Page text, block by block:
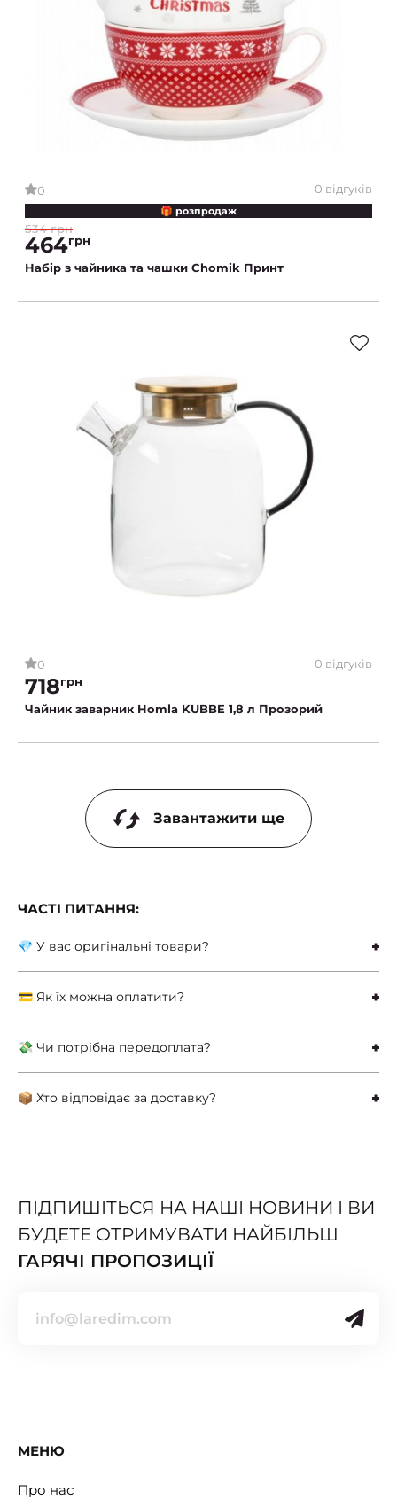
0 0 відгуків
🎁 розпродаж
534 грн
464грн
Набір з чайника та чашки Chomik Принт
0 0 відгуків
718грн
Чайник заварник Homla KUBBE 1,8 л Прозорий
Завантажити ще
ЧАСТІ ПИТАННЯ:
💎 У вас оригінальні товари?
💳 Як їх можна оплатити?
💸 Чи потрібна передоплата?
📦 Хто відповідає за доставку?
ПІДПИШІТЬСЯ НА НАШІ НОВИНИ І ВИ
БУДЕТЕ ОТРИМУВАТИ НАЙБІЛЬШ
ГАРЯЧІ ПРОПОЗИЦІЇ
МЕНЮ
Про нас